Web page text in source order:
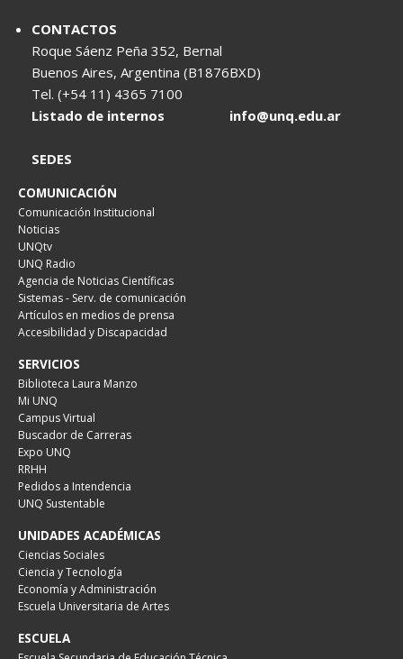
CONTACTOS
Roque Sáenz Peña 352, Bernal
Buenos Aires, Argentina (B1876BXD)
Tel. (+54 11) 4365 7100
Listado de internos
info@unq.edu.ar
SEDES
COMUNICACIÓN
Comunicación Institucional
Noticias
UNQtv
UNQ Radio
Agencia de Noticias Científicas
Sistemas - Serv. de comunicación
Artículos en medios de prensa
Accesibilidad y Discapacidad
SERVICIOS
Biblioteca Laura Manzo
Mi UNQ
Campus Virtual
Buscador de Carreras
Expo UNQ
RRHH
Pedidos a Intendencia
UNQ Sustentable
UNIDADES ACADÉMICAS
Ciencias Sociales
Ciencia y Tecnología
Economía y Administración
Escuela Universitaria de Artes
ESCUELA